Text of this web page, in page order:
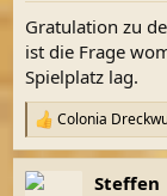
:
Gratulation zu
ist die Frage
Spielplatz lag.
R
e
a
k
Colonia
Steffen